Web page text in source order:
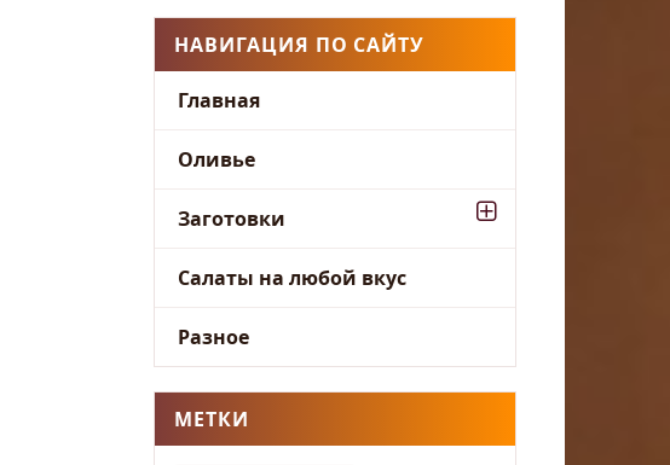
НАВИГАЦИЯ ПО САЙТУ
Главная
Оливье
Заготовки
Салаты на любой вкус
Разное
МЕТКИ